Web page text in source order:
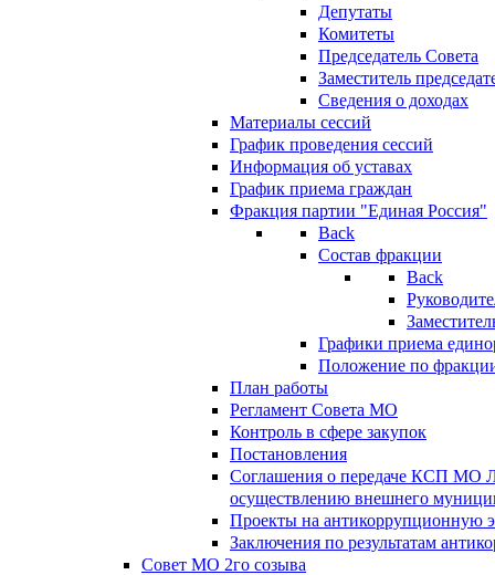
Депутаты
Комитеты
Председатель Совета
Заместитель
Сведения о доходах
Материалы сессий
График проведения сессий
Информация об уставах
График приема граждан
Фракция партии "Единая Россия"
Back
Состав фракции
Back
Графики приема
Положение по
План работы
Регламент Совета МО
Контроль в сфере закупок
Постановления
Соглашения о передаче КСП МО
осуществлению внешнего
Проекты на антикоррупционную
Заключения по результатам
Совет МО 2го созыва